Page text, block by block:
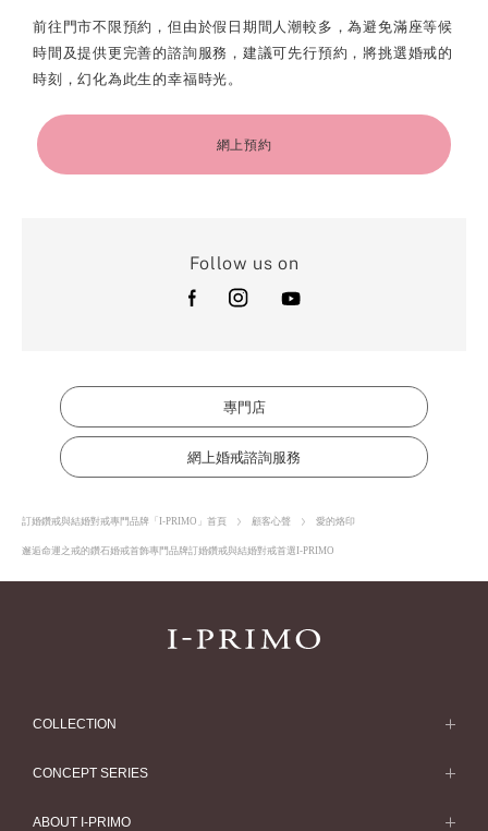
前往門市不限預約，但由於假日期間人潮較多，為避免滿座等候
時間及提供更完善的諮詢服務，建議可先行預約，將挑選婚戒的
時刻，幻化為此生的幸福時光。
網上預約
Follow us on
專門店
網上婚戒諮詢服務
訂婚鑽戒與結婚對戒專門品牌「I-PRIMO」首頁 顧客心聲 愛的烙印
邂逅命運之戒的鑽石婚戒首飾專門品牌訂婚鑽戒與結婚對戒首選I-PRIMO
COLLECTION
CONCEPT SERIES
ABOUT I-PRIMO